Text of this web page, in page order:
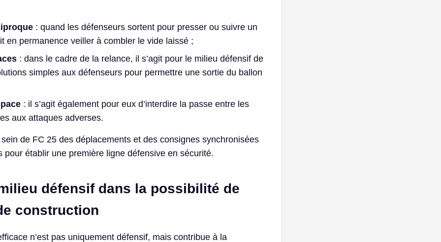
: quand les défenseurs sortent pour presser ou suivre un
en permanence veiller à combler le vide laissé ;
: dans le cadre de la relance, il s’agit pour le milieu défensif de
simples aux défenseurs pour permettre une sortie du ballon
: il s’agit également pour eux d’interdire la passe entre les
aux attaques adverses.
sein de FC 25 des déplacements et des consignes synchronisées
pour établir une première ligne défensive en sécurité.
défensif dans la possibilité de
construction
n’est pas uniquement défensif, mais contribue à la